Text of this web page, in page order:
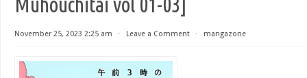
November 25, 2023 2:25 am ⋅ Leave a Comment ⋅ mangazone